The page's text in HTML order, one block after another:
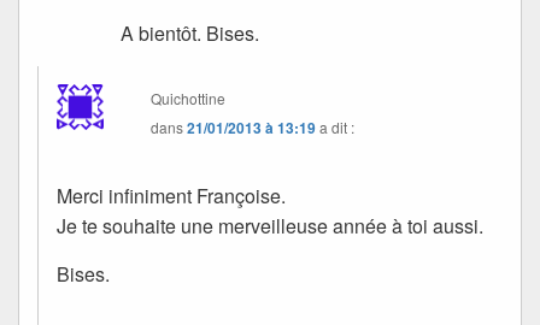
A bientôt. Bises.
Quichottine
dans21/01/2013 à 13:19a dit :
Merci infiniment Françoise.
Je te souhaite une merveilleuse année à toi aussi.
Bises.